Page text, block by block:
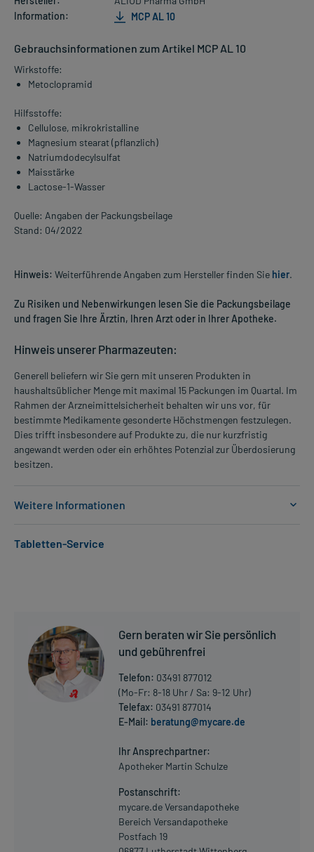
Information:
MCP AL 10
Gebrauchsinformationen zum Artikel MCP AL 10
Wirkstoffe:
Metoclopramid
Hilfsstoffe:
Cellulose, mikrokristalline
Magnesium stearat (pflanzlich)
Natriumdodecylsulfat
Maisstärke
Lactose-1-Wasser
Quelle: Angaben der Packungsbeilage
Stand: 04/2022
Hinweis: Weiterführende Angaben zum Hersteller finden Sie hier.
Zu Risiken und Nebenwirkungen lesen Sie die Packungsbeilage
und fragen Sie Ihre Ärztin, Ihren Arzt oder in Ihrer Apotheke.
Hinweis unserer Pharmazeuten:
Generell beliefern wir Sie gern mit unseren Produkten in
haushaltsüblicher Menge mit maximal 15 Packungen im Quartal. Im
Rahmen der Arzneimittelsicherheit behalten wir uns vor, für
bestimmte Medikamente gesonderte Höchstmengen festzulegen.
Dies trifft insbesondere auf Produkte zu, die nur kurzfristig
angewandt werden oder ein erhöhtes Potenzial zur Überdosierung
besitzen.
Weitere Informationen
- Vorbeugung von Übelkeit und Erbrechen nach Chemotherapie
Dosierung und Anwendungshinweise:
Erwachsene
1 Tablette
3mal täglich
vor der Mahlzeit
Die Gesamtdosis sollte nicht ohne Rücksprache mit einem Arzt
Die Anwendungsdauer richtet sich nach Art der Beschwerde
Mehr anzeigen
Tabletten-Service
Gern beraten wir Sie persönlich
und gebührenfrei
Telefon: 03491 877012
(Mo-Fr: 8-18 Uhr / Sa: 9-12 Uhr)
Telefax: 03491 877014
E-Mail: beratung@mycare.de
Ihr Ansprechpartner:
Apotheker Martin Schulze
Postanschrift:
mycare.de Versandapotheke
Bereich Versandapotheke
Postfach 19